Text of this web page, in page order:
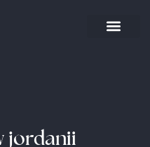
jordanii